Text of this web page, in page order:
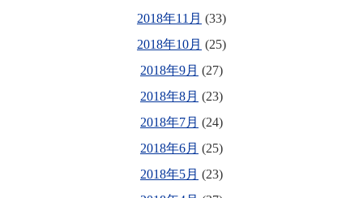
2018年11月 (33)
2018年10月 (25)
2018年9月 (27)
2018年8月 (23)
2018年7月 (24)
2018年6月 (25)
2018年5月 (23)